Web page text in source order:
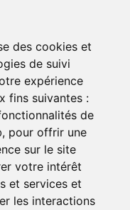
des cookies et
de suivi
expérience
fins suivantes :
de
, pour offrir une
sur le site
votre intérêt
et services et
les interactions
•Notre Spa•Nos Soins
Découvrir Fouras
•Accès
d'utilisation
SÉJOUR